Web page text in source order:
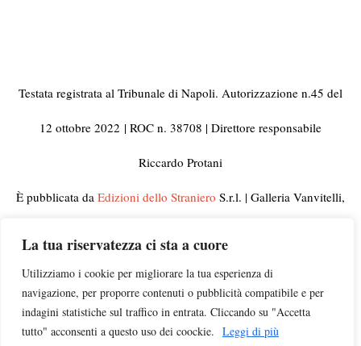
La tua riservatezza ci sta a cuore
Utilizziamo i cookie per migliorare la tua esperienza di
navigazione, per proporre contenuti o pubblicità compatibile e per
indagini statistiche sul traffico in entrata. Cliccando su "Accetta
tutto" acconsenti a questo uso dei coockie. Leggi di più
Testata registrata al Tribunale di Napoli. Autorizzazione n.45 del
12 ottobre 2022 | ROC n. 38708 | Direttore responsabile
Riccardo Protani
È pubblicata da Edizioni dello Straniero S.r.l. | Galleria Vanvitelli,
© 2023 Tutti i diritti riservati | Per informazioni, rettifiche,
segnalazioni e pubblicità visitate la paginaContatti
Campagna di ascoltoinsegnanti | Chi siamo|Privacy